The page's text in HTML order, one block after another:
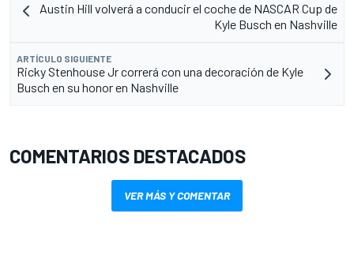
Austin Hill volverá a conducir el coche de NASCAR Cup de
Kyle Busch en Nashville
ARTÍCULO SIGUIENTE
Ricky Stenhouse Jr correrá con una decoración de Kyle
Busch en su honor en Nashville
COMENTARIOS DESTACADOS
VER MÁS Y COMENTAR